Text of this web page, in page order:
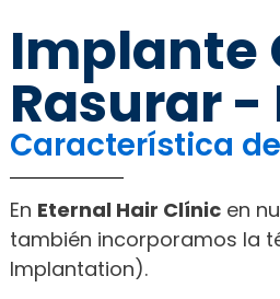
Implante
Rasurar -
Característica
En Eternal Hair Clínicen
también incorporamos la
Implantation).